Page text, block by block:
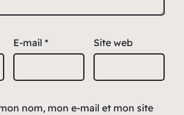
E-mail * Site web
nom, mon e-mail et mon site